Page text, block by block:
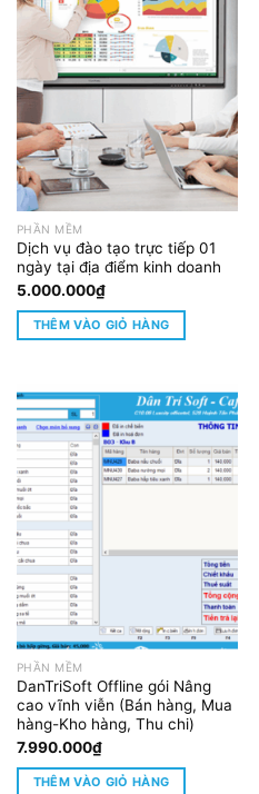
PHẦN MỀM
Dịch vụ đào tạo trực tiếp 01
ngày tại địa điểm kinh doanh
5.000.000₫
THÊM VÀO GIỎ HÀNG
PHẦN MỀM
DanTriSoft Offline gói Nâng
cao vĩnh viễn (Bán hàng, Mua
hàng-Kho hàng, Thu chi)
7.990.000₫
THÊM VÀO GIỎ HÀNG